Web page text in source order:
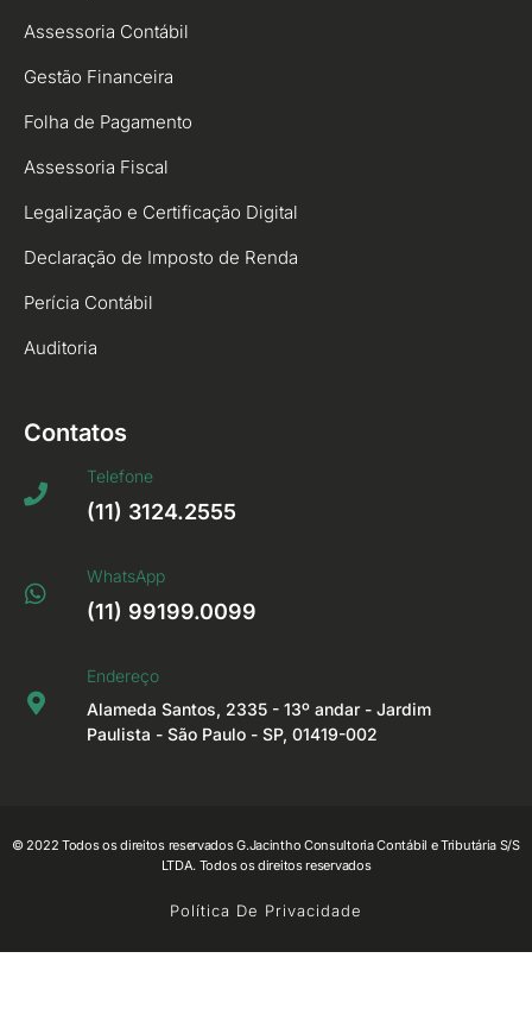
Assessoria Contábil
Gestão Financeira
Folha de Pagamento
Assessoria Fiscal
Legalização e Certificação Digital
Declaração de Imposto de Renda
Perícia Contábil
Auditoria
Contatos
Telefone
(11) 3124.2555
WhatsApp
(11) 99199.0099
Endereço
Alameda Santos, 2335 - 13º andar - Jardim
Paulista - São Paulo - SP, 01419-002
© 2022 Todos os direitos reservados G.Jacintho Consultoria Contábil e Tributária S/S
LTDA. Todos os direitos reservados
Política De Privacidade